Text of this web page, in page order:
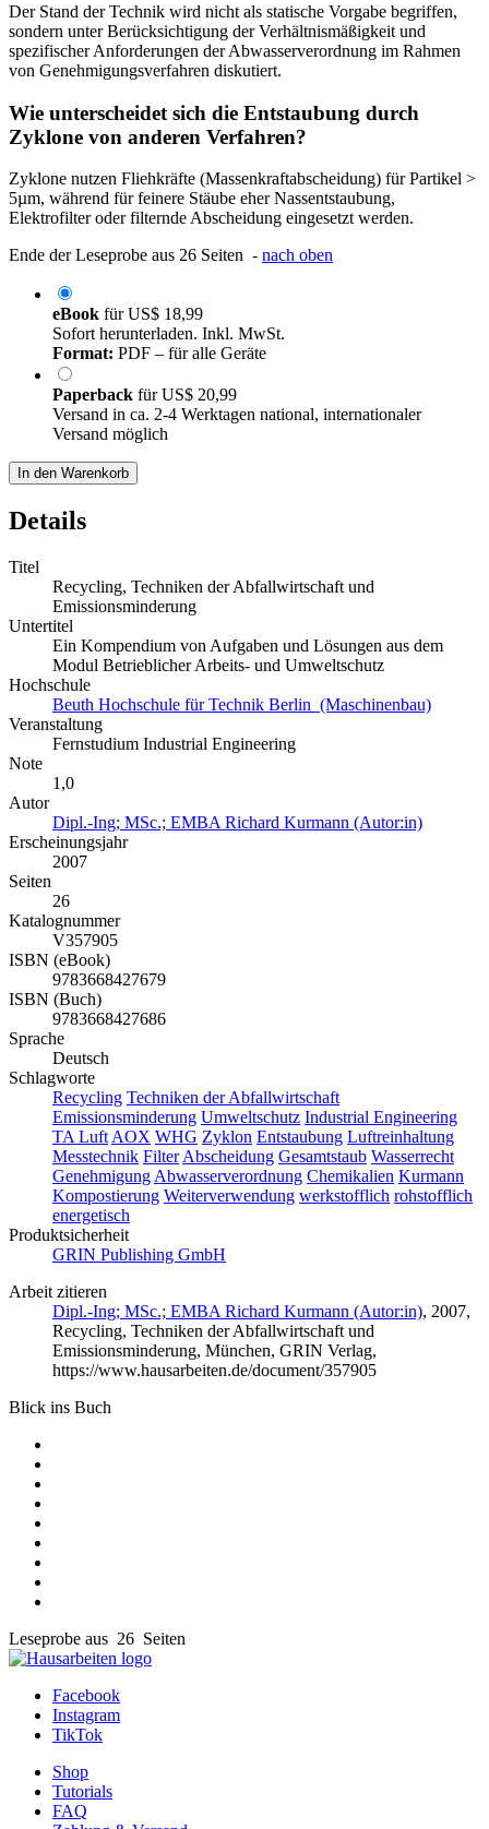
Der Stand der Technik wird nicht als statische Vorgabe begriffen,
sondern unter Berücksichtigung der Verhältnismäßigkeit und
spezifischer Anforderungen der Abwasserverordnung im Rahmen
von Genehmigungsverfahren diskutiert.
Wie unterscheidet sich die Entstaubung durch
Zyklone von anderen Verfahren?
Zyklone nutzen Fliehkräfte (Massenkraftabscheidung) für Partikel >
5µm, während für feinere Stäube eher Nassentstaubung,
Elektrofilter oder filternde Abscheidung eingesetzt werden.
Ende der Leseprobe aus 26 Seiten - nach oben
eBook fürUS$ 18,99
Sofort herunterladen. Inkl. MwSt.
Format: PDF – für alle Geräte
Paperback fürUS$ 20,99
Versand in ca. 2-4 Werktagen national, internationaler
Versand möglich
In den Warenkorb
Details
Titel
Recycling, Techniken der Abfallwirtschaft und
Emissionsminderung
Untertitel
Ein Kompendium von Aufgaben und Lösungen aus dem
Modul Betrieblicher Arbeits- und Umweltschutz
Hochschule
Beuth Hochschule für Technik Berlin (Maschinenbau)
Veranstaltung
Fernstudium Industrial Engineering
Note
1,0
Autor
Dipl.-Ing; MSc.; EMBA Richard Kurmann (Autor:in)
Erscheinungsjahr
2007
Seiten
26
Katalognummer
V357905
ISBN (eBook)
9783668427679
ISBN (Buch)
9783668427686
Sprache
Deutsch
Schlagworte
Recycling Techniken der Abfallwirtschaft
Emissionsminderung Umweltschutz Industrial Engineering
TA Luft AOX WHG Zyklon Entstaubung Luftreinhaltung
Messtechnik Filter Abscheidung Gesamtstaub Wasserrecht
Genehmigung Abwasserverordnung Chemikalien Kurmann
Kompostierung Weiterverwendung werkstofflich rohstofflich
energetisch
Produktsicherheit
GRIN Publishing GmbH
Arbeit zitieren
Dipl.-Ing; MSc.; EMBA Richard Kurmann (Autor:in), 2007,
Recycling, Techniken der Abfallwirtschaft und
Emissionsminderung, München, GRIN Verlag,
https://www.hausarbeiten.de/document/357905
Blick ins Buch
Leseprobe aus 26 Seiten
Facebook
Instagram
TikTok
Shop
Tutorials
FAQ